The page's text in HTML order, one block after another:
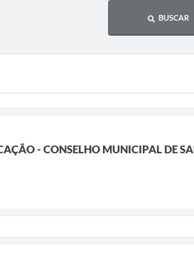
BUSCAR
- CONSELHO MUNICIPAL DE